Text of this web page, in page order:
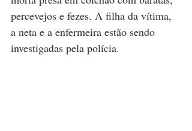
percevejos e fezes. A filha da vítima,
a neta e a enfermeira estão sendo
investigadas pela polícia.